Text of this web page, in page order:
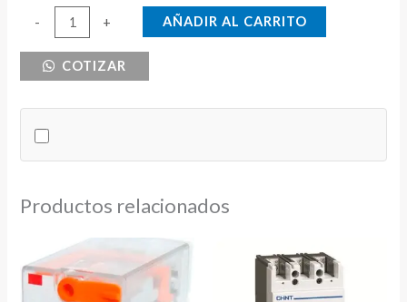
-
BREAKER
RIEL
6KA
cantidad
+ AÑADIR AL CARRITO
COTIZAR
Productos relacionados